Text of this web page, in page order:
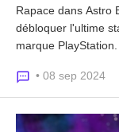
Rapace dans Astro
débloquer l'ultime
marque PlayStation.
• 08 sep 2024